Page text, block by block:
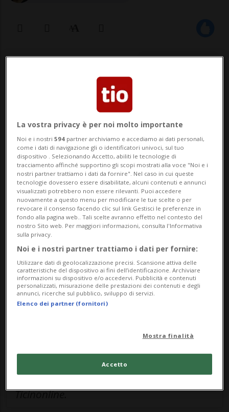
26 giu 2022 - 17:24
BERNA - Anche la sottocommissione del
Dipartimento federale di giustizia e polizia
e la Cancelleria federale delle commissioni
parlamentari della gestione esaminerà il
tentativo di ricatto di cui è stato oggetto il
consigliere federale ...
🔐 Sblocca il nostro archivio
esclusivo!
Sottoscrivi un abbonamentoArchivioper
leggere questo articolo, oppure scegli
MyTioAboper accedere all'archivio e
navigare su sito e app senza pubblicità.
Entra nelcanale WhatsAppdi
Ticinonline.
La vostra privacy è per noi molto importante
Noi e i nostri594 partner archiviamo e accediamo ai dati personali,
come i dati di navigazione gli o identificatori univoci, sul tuo
dispositivo . Selezionando Accetto, abiliti le tecnologie di
tracciamento affinché supportino gli scopi mostrati alla voce "Noi e i
nostri partner trattiamo i dati da fornire". Nel caso in cui queste
tecnologie dovessero essere disabilitate, alcuni contenuti e annunci
visualizzati potrebbero non essere rilevanti. Puoi accedere
nuovamente a questo menu per modificare le tue scelte o per
revocare il consenso facendo clic sul link Gestisci le preferenze in
fondo alla pagina web.. Tali scelte avranno effetto nel contesto del
nostro Sito web. Per maggiori informazioni, consulta l'Informativa
sulla privacy.
Noi e i nostri partner trattiamo i dati per fornire:
Utilizzare dati di geolocalizzazione precisi. Scansione attiva delle
caratteristiche del dispositivo ai fini dell’identificazione. Archiviare
informazioni su dispositivo e/o accedervi. Pubblicità e contenuti
personalizzati, misurazione delle prestazioni dei contenuti e degli
annunci, ricerche sul pubblico, sviluppo di servizi.
Elenco dei partner (fornitori)
Mostra finalità
Accetto